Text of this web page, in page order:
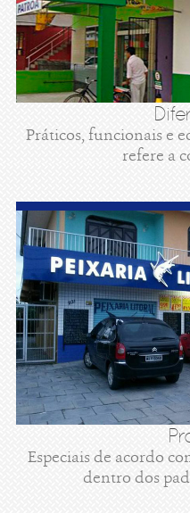
Práticos, funcionais e
refere a
Especiais de acordo
dentro dos